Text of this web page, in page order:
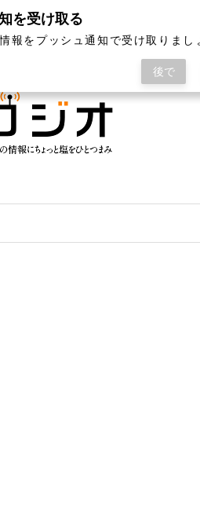
記事ランキング
を受け取る
報をプッシュ通知で受け取りまし
後で